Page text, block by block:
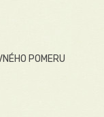
POMERU